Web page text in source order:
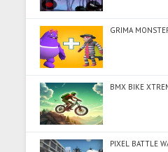
GRIMA
BMX BIKE
PIXEL BATTLE